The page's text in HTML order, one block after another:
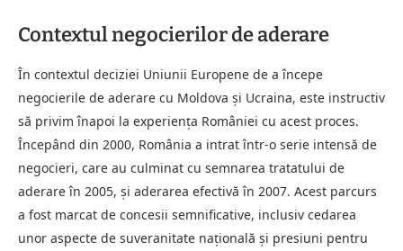
Contextul negocierilor de aderare
În contextul deciziei Uniunii Europene de a începe
negocierile de aderare cu Moldova și Ucraina, este instructiv
să privim înapoi la experiența României cu acest proces.
Începând din 2000, România a intrat într-o serie intensă de
negocieri, care au culminat cu semnarea tratatului de
aderare în 2005, și aderarea efectivă în 2007. Acest parcurs
a fost marcat de concesii semnificative, inclusiv cedarea
unor aspecte de suveranitate națională și presiuni pentru